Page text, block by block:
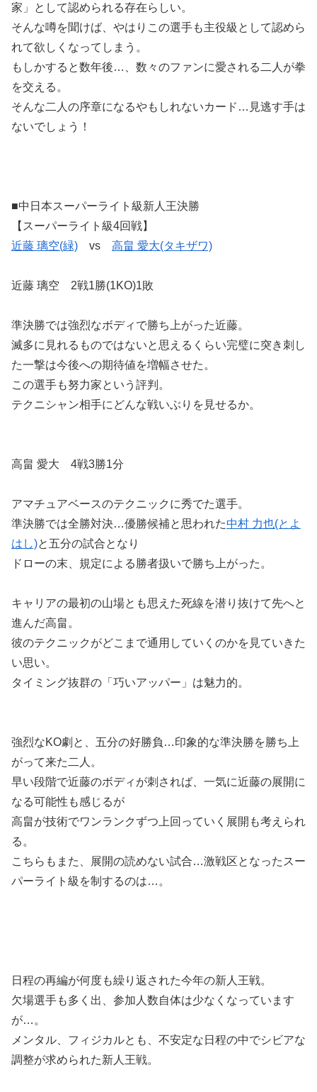
家」として認められる存在らしい。
そんな噂を聞けば、やはりこの選手も主役級として認めら
れて欲しくなってしまう。
もしかすると数年後…、数々のファンに愛される二人が拳
を交える。
そんな二人の序章になるやもしれないカード…見逃す手は
ないでしょう！
■中日本スーパーライト級新人王決勝
【スーパーライト級4回戦】
近藤 璃空(緑) vs 高畠 愛大(タキザワ)
近藤 璃空 2戦1勝(1KO)1敗
準決勝では強烈なボディで勝ち上がった近藤。
滅多に見れるものではないと思えるくらい完璧に突き刺し
た一撃は今後への期待値を増幅させた。
この選手も努力家という評判。
テクニシャン相手にどんな戦いぶりを見せるか。
高畠 愛大 4戦3勝1分
アマチュアベースのテクニックに秀でた選手。
準決勝では全勝対決…優勝候補と思われた中村 力也(とよ
はし)と五分の試合となり
ドローの末、規定による勝者扱いで勝ち上がった。
キャリアの最初の山場とも思えた死線を潜り抜けて先へと
進んだ高畠。
彼のテクニックがどこまで通用していくのかを見ていきた
い思い。
タイミング抜群の「巧いアッパー」は魅力的。
強烈なKO劇と、五分の好勝負…印象的な準決勝を勝ち上
がって来た二人。
早い段階で近藤のボディが刺されば、一気に近藤の展開に
なる可能性も感じるが
高畠が技術でワンランクずつ上回っていく展開も考えられ
る。
こちらもまた、展開の読めない試合…激戦区となったスー
パーライト級を制するのは…。
日程の再編が何度も繰り返された今年の新人王戦。
欠場選手も多く出、参加人数自体は少なくなっています
が…。
メンタル、フィジカルとも、不安定な日程の中でシビアな
調整が求められた新人王戦。